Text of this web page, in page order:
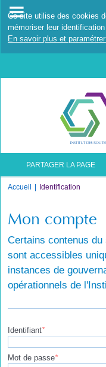
Ce site utilise des cookies
mémoriser leur
En savoir plus et
PARTAGER LA PAGE
Accueil Identification
Mon compte
Certains contenus
sont accessibles
instances de
opérationnels de
Identifiant*
Mot de passe*